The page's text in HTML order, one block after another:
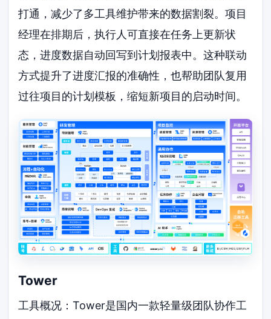
打通，减少了多工具维护带来的数据割裂。项目
经理在排期后，执行人可直接在任务上更新状
态，进度数据自动回写到计划报表中。这种联动
方式提升了进度汇报的准确性，也帮助团队复用
过往项目的计划模板，缩短新项目的启动时间。
Tower
工具概况：Tower是国内一款轻量级团队协作工